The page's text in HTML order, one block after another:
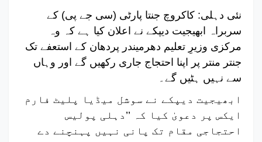
نئی دہلی: کاکروچ جنتا پارٹی (سی جے پی) کے
سربراہ ابھیجیت دیپکے نے اعلان کیا ہے کہ وہ
مرکزی وزیرِ تعلیم دھرمیندر پردھان کے استعفے تک
جنتر منتر پر اپنا احتجاج جاری رکھیں گے اور وہاں
سے نہیں ہٹیں گے۔
ابھیجیت دیپکے نے سوشل میڈیا پلیٹ فارم
ایکس پر دعویٰ کیا کہ ’’دہلی پولیس
احتجاجی مقام تک پانی نہیں پہنچنے دے